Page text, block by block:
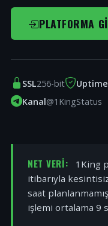
PLATFORMA
SSL256-bit Uptime
Kanal@1KingStatus
NET VERI:
1King
itibarıyla
saat
işlemi ortalama 9